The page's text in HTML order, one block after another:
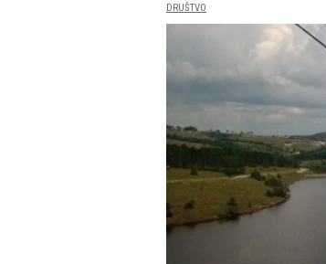
DRUŠTVO